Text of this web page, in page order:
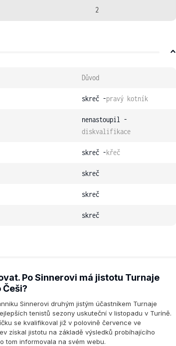
2
Důvod
skreč -pravý kotník
nenastoupil -
diskvalifikace
skreč -křeč
skreč
skreč
skreč
Po Sinnerovi má jistotu Turnaje
Češi?
Sinnerovi druhým jistým účastníkem Turnaje
tenistů sezony uskuteční v listopadu v Turíně.
se kvalifikoval již v polovině července ve
získal jistotu na základě výsledků probíhajícího
tom informovala na svém webu.